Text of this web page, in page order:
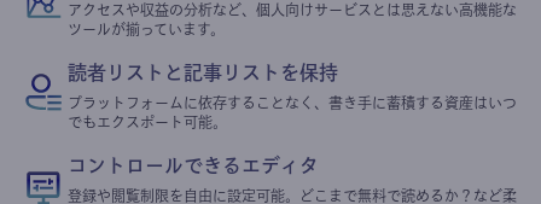
アクセスや収益の分析など、個人向けサービスとは思えない高機能な
ツールが揃っています。
読者リストと記事リストを保持
プラットフォームに依存することなく、書き手に蓄積する資産はいつ
でもエクスポート可能。
コントロールできるエディタ
登録や閲覧制限を自由に設定可能。どこまで無料で読めるか？など柔